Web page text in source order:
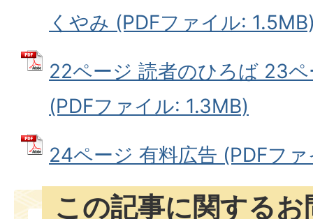
くやみ (PDFファイル:
22ページ 読者のひろば 23
(PDFファイル: 1.3MB)
24ページ 有料広告 (PDFフ
この記事に関する